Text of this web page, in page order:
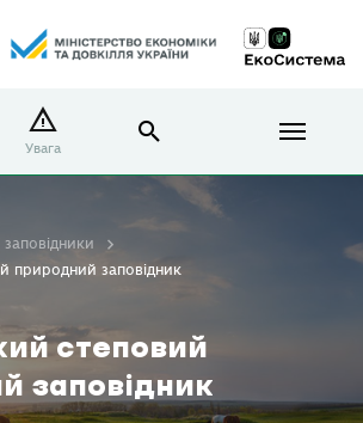
Увага
степовий
заповідник
заповідники
природний заповідник